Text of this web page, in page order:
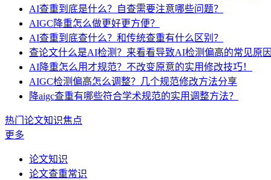
AI查重到底是什么？自查需要注意哪些问题？
AIGC降重怎么做更好更方便？
AI查重到底查什么？和传统查重有什么区别？
查论文什么是AI检测？来看看导致AI检测偏高的常见原因
AI降重怎么用才规范？不改变原意的实用修改技巧！
AIGC检测偏高怎么调整？几个规范修改方法分享
降aigc查重有哪些符合学术规范的实用调整方法？
热门论文知识焦点
更多
论文知识
论文查重常识